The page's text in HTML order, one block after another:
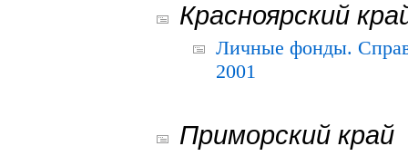
Красноярский
Личные фонды.
2001
Приморский край